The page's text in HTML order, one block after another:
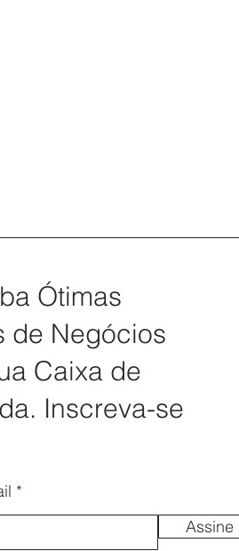
Ótimas
de Negócios
Caixa de
Inscreva-se
Assine